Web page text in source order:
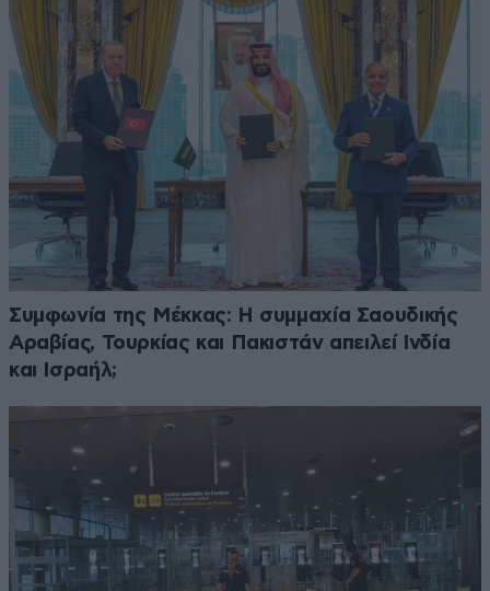
Συμφωνία της Μέκκας: Η συμμαχία Σαουδικής
Αραβίας, Τουρκίας και Πακιστάν απειλεί Ινδία
και Ισραήλ;